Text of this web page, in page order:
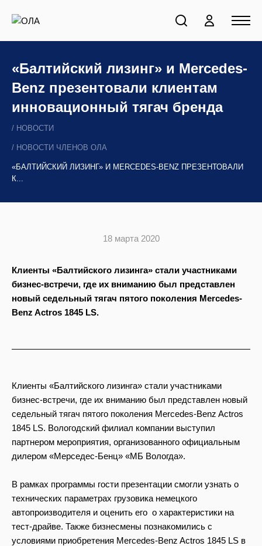
«Балтийский лизинг» и Mercedes-
Benz презентовали клиентам
инновационный тягач бренда
НОВОСТИ
НОВОСТИ ЧЛЕНОВ ОЛА
«БАЛТИЙСКИЙ ЛИЗИНГ» И MERCEDES-BENZ ПРЕЗЕНТОВАЛИ
К...
18 марта 2020
Клиенты «Балтийского лизинга» стали участниками
бизнес-встречи, где их вниманию был представлен
новый седельный тягач пятого поколения Mercedes-
Benz Actros 1845 LS.
Клиенты «Балтийского лизинга» стали участниками
бизнес-встречи, где их вниманию был представлен новый
седельный тягач пятого поколения Mercedes-Benz Actros
1845 LS. Вологодский филиал компании выступил
партнером мероприятия, организованного официальным
дилером «Мерседес-Бенц» «МБ Вологда».
В рамках программы гости презентации смогли узнать о
технических параметрах грузовика немецкого
автопроизводителя и оценить его о характеристики на
тест-драйве. Также бизнесмены познакомились с
условиями приобретения Mercedes-Benz Actros 1845 LS в